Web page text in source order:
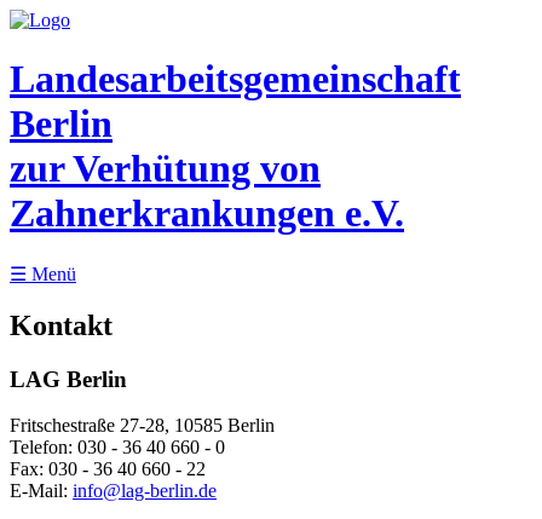
Landesarbeitsgemeinschaft
Berlin
zur Verhütung von
Zahnerkrankungen e.V.
☰ Menü
Kontakt
LAG Berlin
Fritschestraße 27-28, 10585 Berlin
Telefon: 030 - 36 40 660 - 0
Fax: 030 - 36 40 660 - 22
E-Mail: info@lag-berlin.de